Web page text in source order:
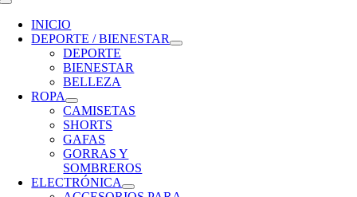
Toggle
Navigation
INICIO
DEPORTE / BIENESTAR
DEPORTE
BIENESTAR
BELLEZA
ROPA
CAMISETAS
SHORTS
GAFAS
GORRAS Y
SOMBREROS
ELECTRÓNICA